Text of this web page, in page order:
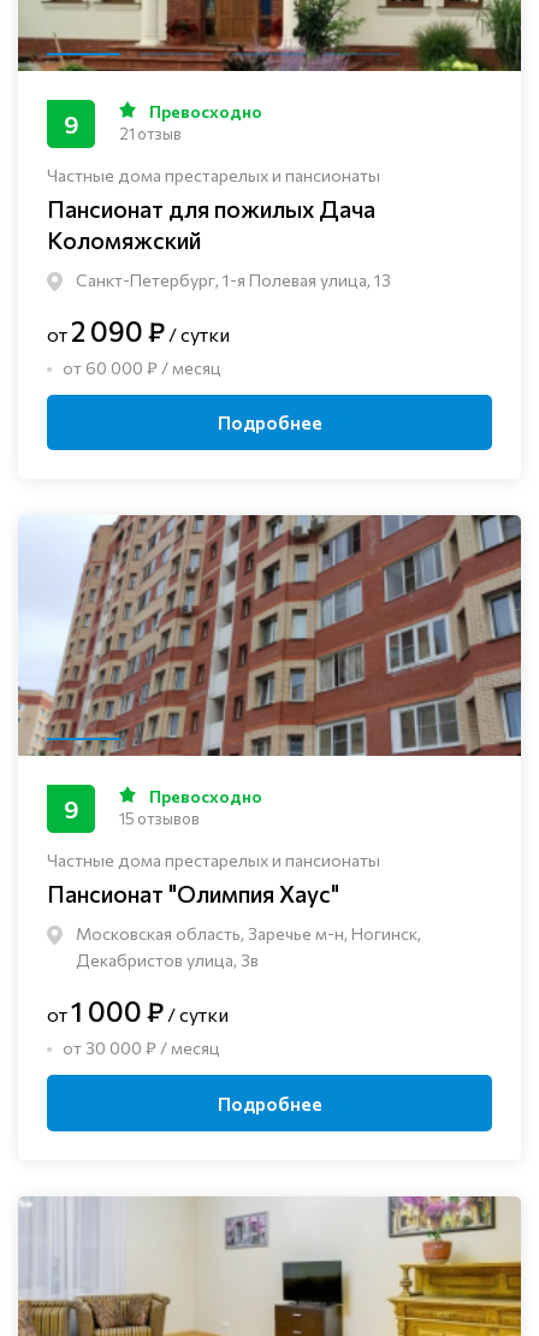
Частные дома престарелых и пансионаты
Пансионат для пожилых Дача
Коломяжский
Санкт-Петербург, 1-я Полевая улица, 13
9 Превосходно
21 отзыв
от 2 090 ₽ / сутки
от 60 000 ₽ / месяц
Подробнее
Частные дома престарелых и пансионаты
Пансионат "Олимпия Хаус"
Московская область, Заречье м-н, Ногинск, ​
Декабристов улица, 3в
9 Превосходно
15 отзывов
от1 000 ₽ / сутки
от 30 000 ₽ / месяц
Подробнее